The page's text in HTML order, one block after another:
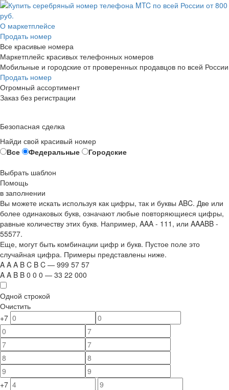
О маркетплейсе
Продать номер
Все красивые номера
Маркетплейс красивых телефонных номеров
Мобильные и городские от проверенных продавцов по всей России
Продать номер
Огромный ассортимент
Заказ без регистрации
Безопасная сделка
Найди свой красивый номер
Все
Федеральные
Городские
Выбрать шаблон
Помощь
в заполнении
Вы можете искать используя как цифры, так и буквы ABC. Две или
более одинаковых букв, означают любые повторяющиеся цифры,
равные количеству этих букв. Например, AAA - 111 , или AAABB -
55577.
Еще, могут быть комбинации цифр и букв. Пустое поле это
случайная цифра. Примеры представлены ниже.
A A A B C B C — 999 57 57
A A B B 0 0 0 — 33 22 000
Одной строкой
Очистить
+7
+7